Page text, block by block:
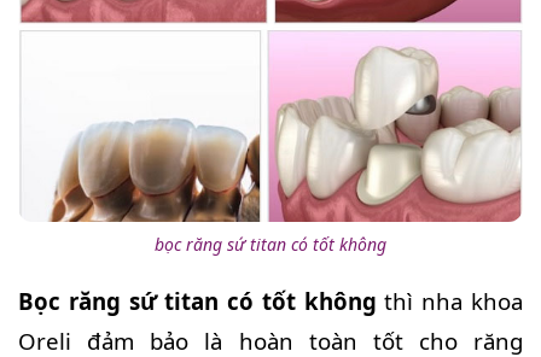
bọc răng sứ titan có tốt không
Bọc răng sứ titan có tốt không thì nha khoa
Oreli đảm bảo là hoàn toàn tốt cho răng